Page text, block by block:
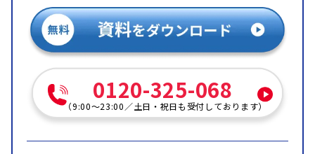
0120-325-068
（9:00～23:00 ／土日・祝日も受付しております）